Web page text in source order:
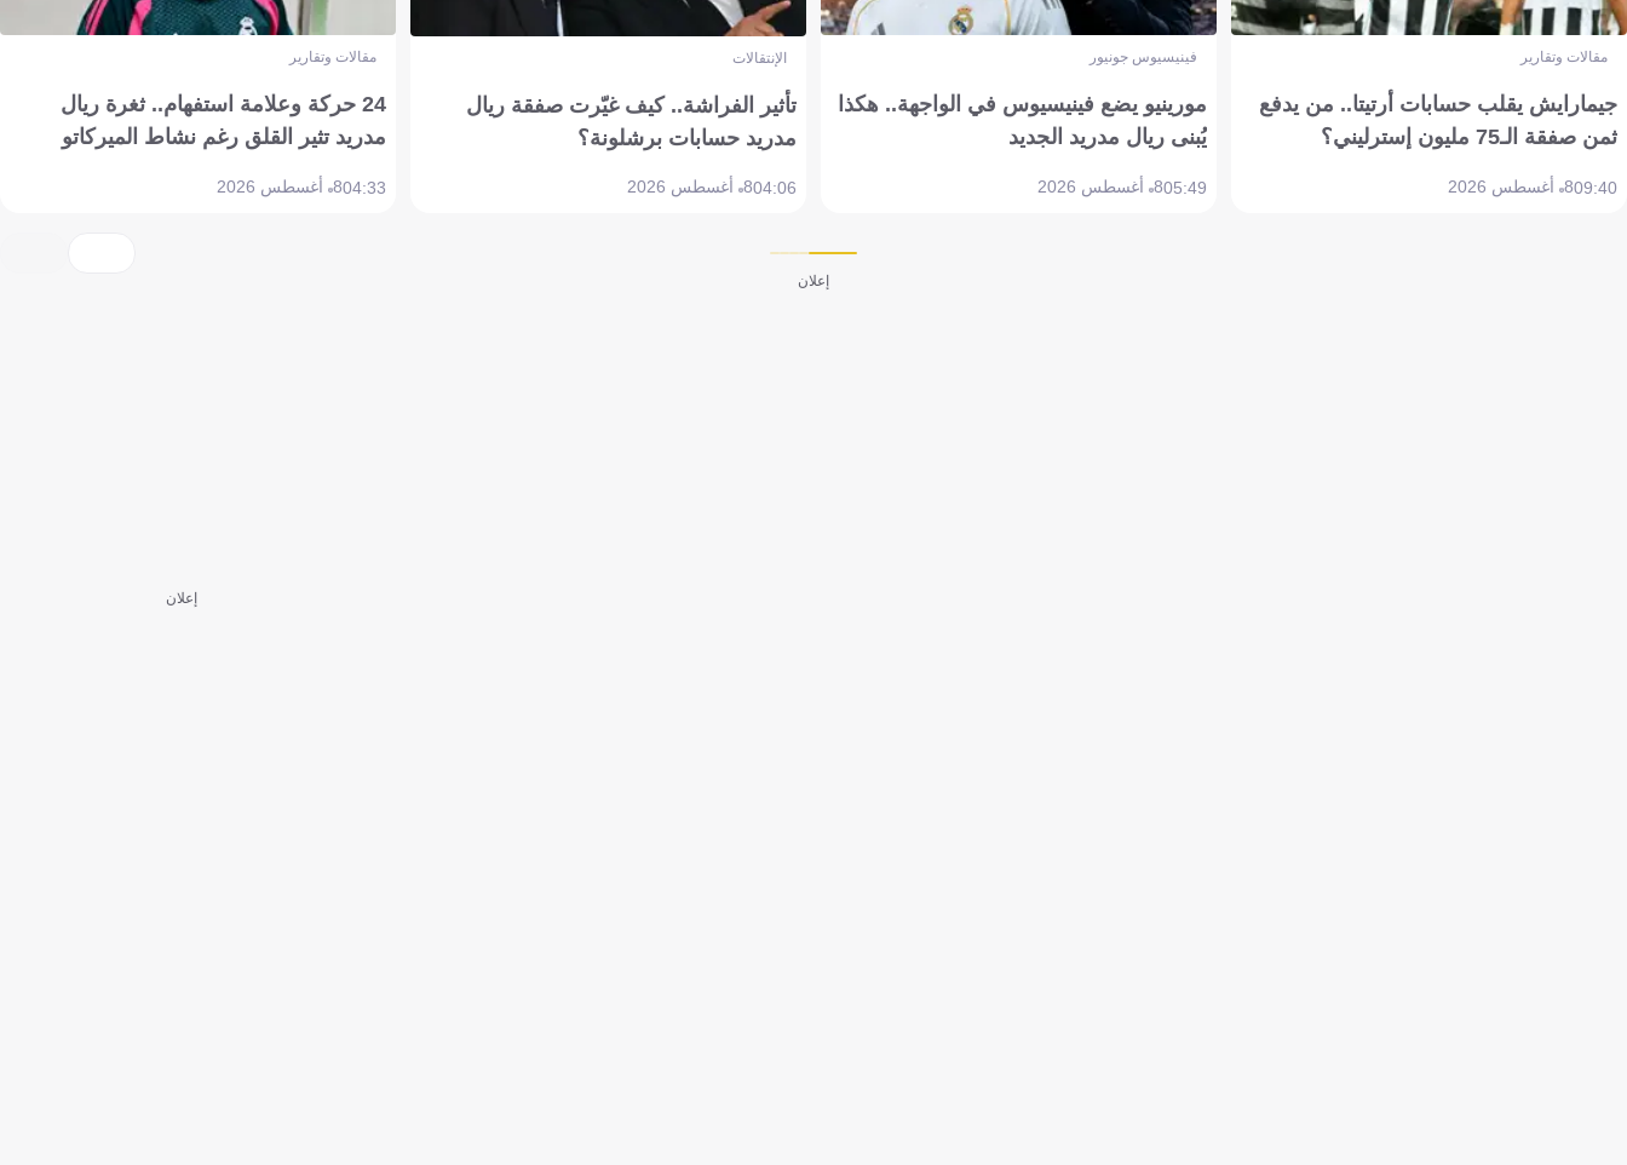
مقالات وتقارير
جيمارايش يقلب حسابات أرتيتا.. من يدفع
ثمن صفقة الـ75 مليون إسترليني؟
09:408 أغسطس 2026
فينيسيوس جونيور
مورينيو يضع فينيسيوس في الواجهة.. هكذا
يُبنى ريال مدريد الجديد
05:498 أغسطس 2026
الإنتقالات
تأثير الفراشة.. كيف غيّرت صفقة ريال
مدريد حسابات برشلونة؟
04:068 أغسطس 2026
مقالات وتقارير
24 حركة وعلامة استفهام.. ثغرة ريال
مدريد تثير القلق رغم نشاط الميركاتو
04:338 أغسطس 2026
إعلان
إعلان